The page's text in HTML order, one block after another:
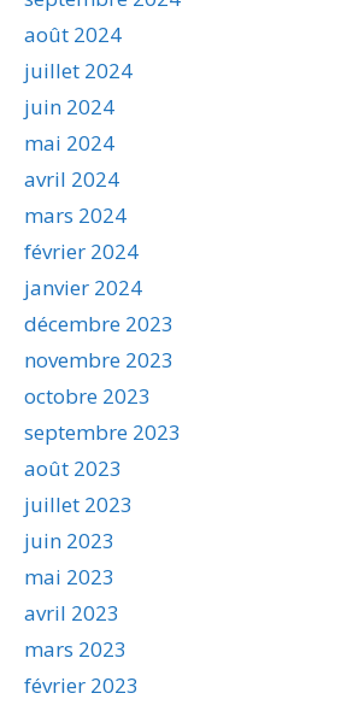
août 2024
juillet 2024
juin 2024
mai 2024
avril 2024
mars 2024
février 2024
janvier 2024
décembre 2023
novembre 2023
octobre 2023
septembre 2023
août 2023
juillet 2023
juin 2023
mai 2023
avril 2023
mars 2023
février 2023